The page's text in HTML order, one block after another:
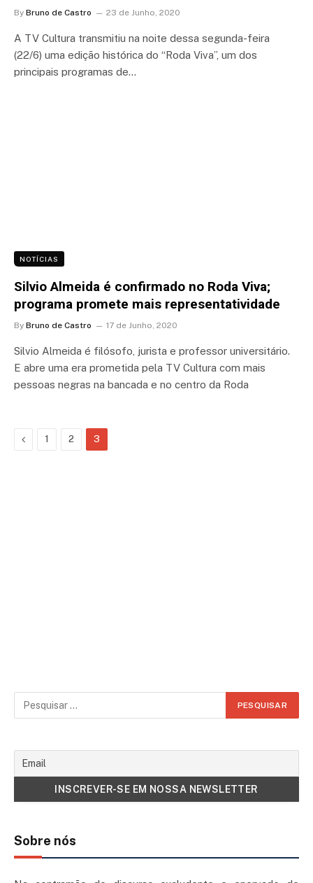
By Bruno de Castro 23 de Junho, 2020
A TV Cultura transmitiu na noite dessa segunda-feira
(22/6) uma edição histórica do “Roda Viva”, um dos
principais programas de…
NOTÍCIAS
Silvio Almeida é confirmado no Roda Viva;
programa promete mais representatividade
By Bruno de Castro 17 de Junho, 2020
Silvio Almeida é filósofo, jurista e professor universitário.
E abre uma era prometida pela TV Cultura com mais
pessoas negras na bancada e no centro da Roda
Previous
1 2 3
Sobre nós